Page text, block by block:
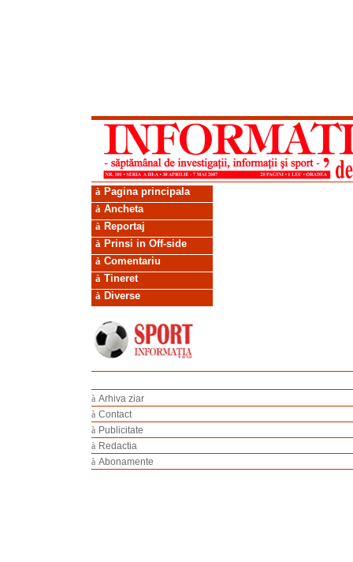
à Pagina principala
à Ancheta
à Reportaj
à Prinsi in Off-side
à Comentariu
à Tineret
à Diverse
à Arhiva ziar
à Contact
à Publicitate
à Redactia
à Abonamente